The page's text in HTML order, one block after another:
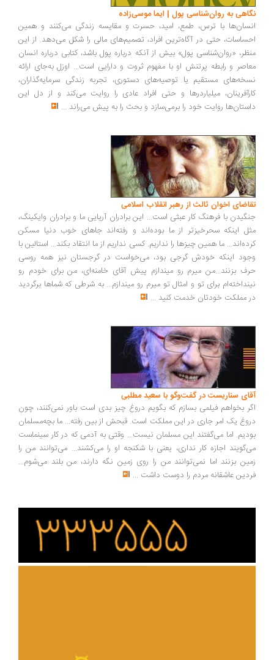
به روان‌شناسی پول | ایما موسی‌زاده
با ترس، طمع، امید، حسرت و مقایسه زندگی می‌کنند و همین
حتی در آگاه‌ترین افراد، تصمیم‌های مالی را شکل می‌دهد. از این
«روان‌شناسی پول» بیش از آنکه درباره پول باشد، کتابی درباره انسان
و رابطه پرتنش او با مفهوم ثروت و دارایی است... اوزل به‌جای ارائه
مستقیم یا توصیه‌های دستوری، تجربه زندگی سرمایه‌گذاران،
میلیاردرها و حتی افراد عادی را روایت می‌کند و از دل این
روایت خود را برمی‌سازد و بحث را به پیش می‌راند ...
اخوان ثالث از رهبر انقلاب اسلامی
با فرهنگ کار عبثی است... این برادران آریایی ما و برادران وایکینگ،
اینکه سحرخیزتر از ما بوده‌اند و رفته‌اند جاهای خوب دنیا مسکن
ما همین چیزها را نداریم. کسی نداریم از ما انتقاد بکند... استالین با
اینکه خودش گرجی بود، می‌خواست در گرجستان نیز همه روسی
بزنند...من میرم رو میندازم پیش آقای خامنه‌ای، من برای خودم رو
برای تو و امثال تو میرم رو میندازم... به شرطی که شماها برگردید
مملکت خودتان خدمت کنید...
سناریست در گفت‌وگو با سعید مطلبی
بخواهم فیلمی بسازم که بگویم دروغ چیز بدی است باور نمی‌کنند، چون
یک امر جاری در این مملکت است. قبحش از بین رفته... ما بچه‌مسلمان
اما می‌گفتند این مسلمان نیست... وقتی به آدمی که در کار سینماست
اجازه کار نداری، یعنی با شکنجه او را می‌کشند... می‌توانند من را
بزنند اما نمی‌توانند من را روی زمین نگه دارند، من بلند می‌شوم...
عاشقانه مردم را دوست داشت ...